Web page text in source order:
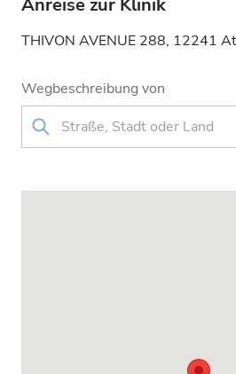
Anreise zur Klinik
THIVON AVENUE 288, 12241
Wegbeschreibung von